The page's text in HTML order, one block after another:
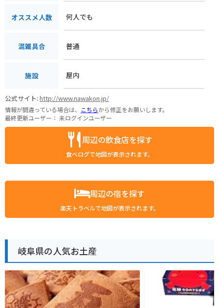
オススメ人数 何人でも
混雑具合 普通
施設 屋内
公式サイト:http://www.nawakon.jp/
情報が間違っている場合は、 こちらから修正をお願いします。
最終更新ユーザー： 未ログインユーザー
周辺の飲食店を探す
食べログで地図が表示されます。
周辺の宿を探す
楽天トラベルで地図が表示されます。
岐阜県の人気お土産